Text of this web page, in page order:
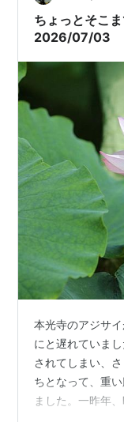
ちょっとそこ
2026/07/03
本光寺のアジサ
にと遅れていま
されてしまい、
ちとなって、重
ました。一昨年